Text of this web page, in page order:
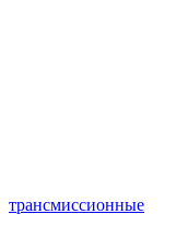
трансмиссионные